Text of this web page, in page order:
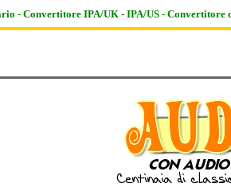
- Convertitore IPA/UK - IPA/US - Convertitore